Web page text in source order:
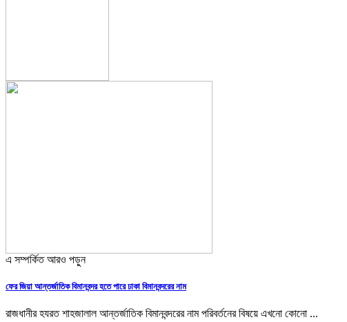
এ সম্পর্কিত আরও পড়ুন
ফের জিয়া আন্তর্জাতিক বিমানবন্দর হতে পারে ঢাকা বিমানবন্দরের নাম
রাজধানীর হযরত শাহজালাল আন্তর্জাতিক বিমানবন্দরের নাম পরিবর্তনের বিষয়ে এখনো কোনো ...